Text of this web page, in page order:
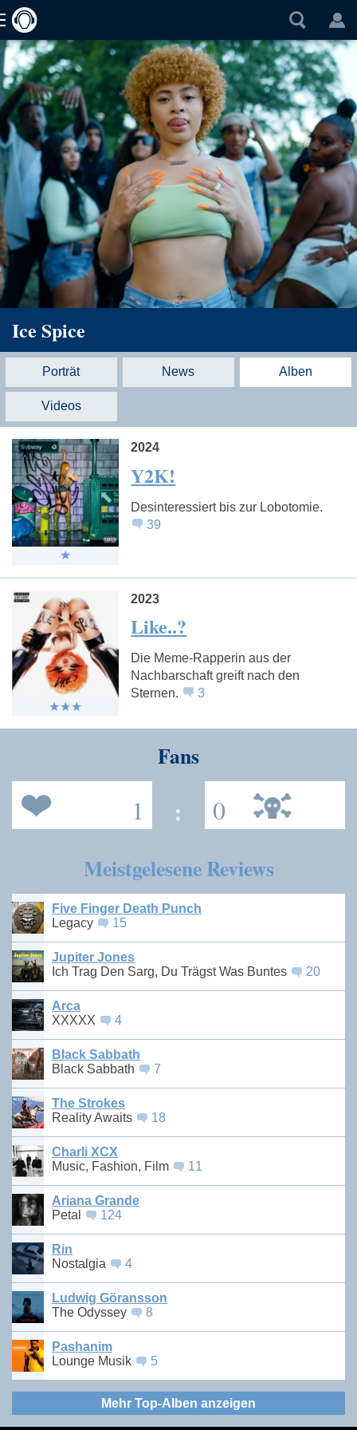
Ice Spice
Porträt News Alben
Videos
2024
Y2K!
Desinteressiert bis zur Lobotomie.
39
2023
Like..?
Die Meme-Rapperin aus der
Nachbarschaft greift nach den
Sternen.
3
Fans
1 : 0
Meistgelesene Reviews
Five Finger Death Punch
Legacy
15
Jupiter Jones
Ich Trag Den Sarg, Du Trägst Was Buntes
20
Arca
XXXXX
4
Black Sabbath
Black Sabbath
7
The Strokes
Reality Awaits
18
Charli XCX
Music, Fashion, Film
11
Ariana Grande
Petal
124
Rin
Nostalgia
4
Ludwig Göransson
The Odyssey
8
Pashanim
Lounge Musik
5
Mehr Top-Alben anzeigen